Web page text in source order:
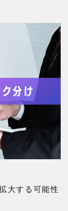
大する可能性